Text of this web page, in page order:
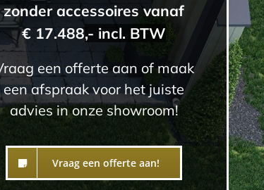
zonder accessoires vanaf
€ 17.488,- incl. BTW
een offerte aan of maak
een afspraak voor het juiste
advies in onze showroom!
Vraag een offerte aan!